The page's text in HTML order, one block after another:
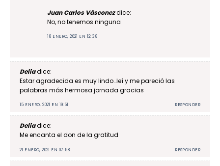
Juan Carlos Vásconezdice:
No, no tenemos ninguna
18 ENERO, 2021 EN 12:38
Deliadice:
Estar agradecida es muy lindo…leí y me pareció las
palabras más hermosa jornada gracias
15 ENERO, 2021 EN 19:51 RESPONDER
Deliadice:
Me encanta el don de la gratitud
21 ENERO, 2021 EN 07:58 RESPONDER